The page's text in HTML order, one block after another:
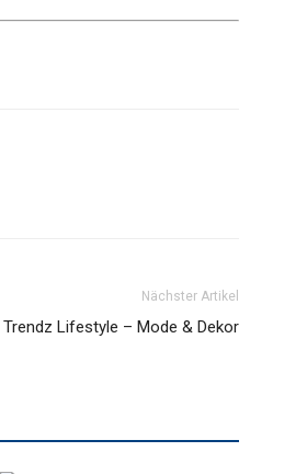
Nächster Artikel
Trendz Lifestyle – Mode & Dekor